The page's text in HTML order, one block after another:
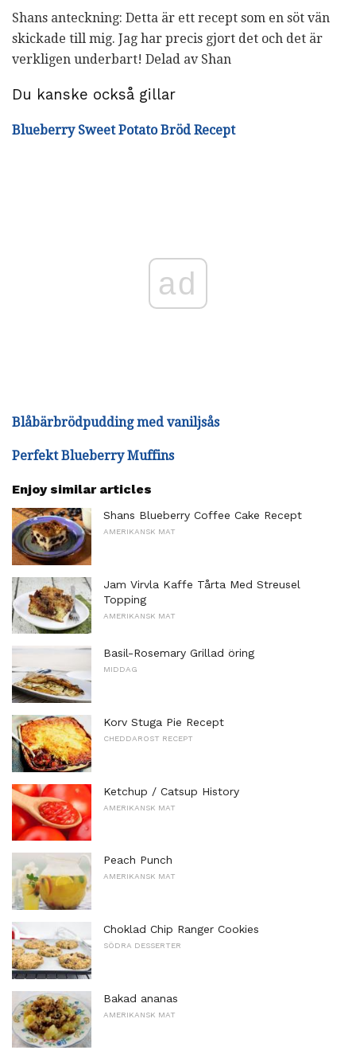
Shans anteckning: Detta är ett recept som en söt vän
skickade till mig. Jag har precis gjort det och det är
verkligen underbart! Delad av Shan
Du kanske också gillar
Blueberry Sweet Potato Bröd Recept
ad
Blåbärbrödpudding med vaniljsås
Perfekt Blueberry Muffins
Enjoy similar articles
Shans Blueberry Coffee Cake Recept
AMERIKANSK MAT
Jam Virvla Kaffe Tårta Med Streusel
Topping
AMERIKANSK MAT
Basil-Rosemary Grillad öring
MIDDAG
Korv Stuga Pie Recept
CHEDDAROST RECEPT
Ketchup / Catsup History
AMERIKANSK MAT
Peach Punch
AMERIKANSK MAT
Choklad Chip Ranger Cookies
SÖDRA DESSERTER
Bakad ananas
AMERIKANSK MAT